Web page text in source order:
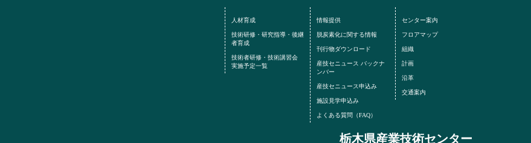
人材育成
技術研修・研究指導・後継
者育成
技術者研修・技術講習会
実施予定一覧
情報提供
脱炭素化に関する情報
刊行物ダウンロード
産技セニュース バックナ
ンバー
産技セニュース申込み
施設見学申込み
よくある質問（FAQ）
センター案内
フロアマップ
組織
計画
沿革
交通案内
栃木県産業技術センター